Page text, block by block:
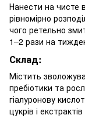
Нанести на чисте
рівномірно
чого ретельно
1–2 рази на
Склад:
Містить
пребіотики та
гіалуронову
цукрів і